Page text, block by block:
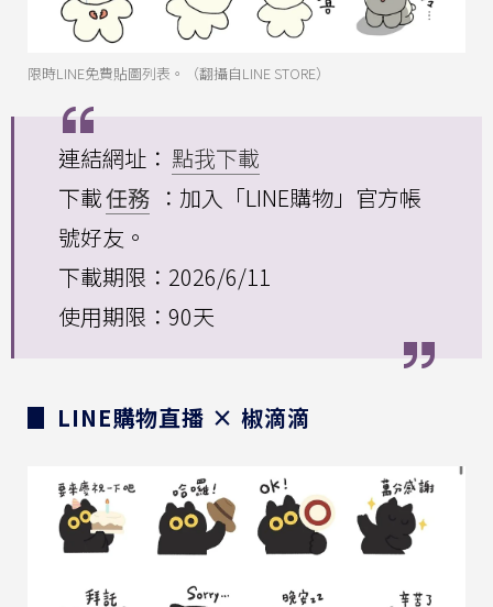
限時LINE免費貼圖列表。（翻攝自LINE STORE）
連結網址： 點我下載
下載任務 ：加入「LINE購物」官方帳
號好友。
下載期限：2026/6/11
使用期限：90天
▊ LINE購物直播 × 椒滴滴